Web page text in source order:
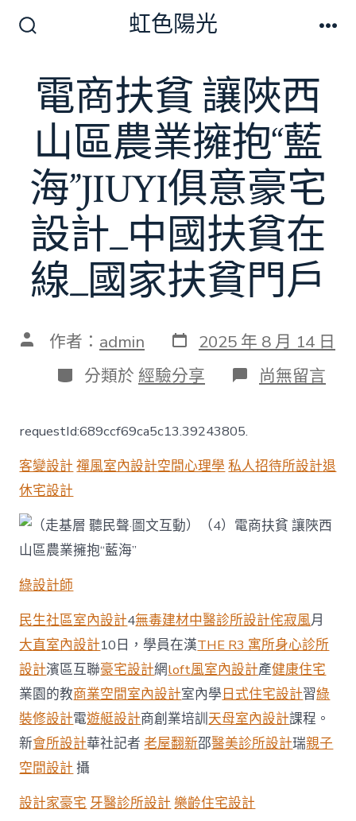
切
換
開
虹色陽光
電商扶貧 讓陜西
山區農業擁抱“藍
海”JIUYI俱意豪宅
設計_中國扶貧在
線_國家扶貧門戶
文 作者： admin 發
表
日
期
2025 年 8 月 14 日
分
類
分類於 經驗分享 在
〈電
讓
陜
區
農
海”
JIUYI
俱
意
豪
宅
設
計
_
中
尚無留言
requestId:689ccf69ca5c13.39243805.
客變設計 禪風室內設計空間心理學 私人招待所設計退
休宅設計
綠設計師
民生社區室內設計4無毒建材中醫診所設計侘寂風月
大直室內設計10日，學員在漢THE R3 寓所身心診所
設計濱區互聯豪宅設計網loft風室內設計產健康住宅
業園的教商業空間室內設計室內學日式住宅設計習綠
裝修設計電遊艇設計商創業培訓 天母室內設計課程。
新會所設計華社記者老屋翻新邵醫美診所設計瑞親子
空間設計 攝
設計家豪宅 牙醫診所設計 樂齡住宅設計